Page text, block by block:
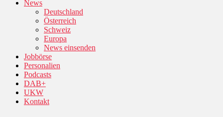
News
Deutschland
Österreich
Schweiz
Europa
News einsenden
Jobbörse
Personalien
Podcasts
DAB+
UKW
Kontakt